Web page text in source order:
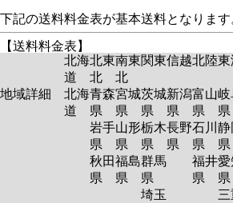
下記の送料料金表が基本送料となります
【送料料金表】
北海
道
北東
北
南東
北
関東信越北陸東
地域詳細
北海
道
青森
県
岩手
県
秋田
県
宮城
県
山形
県
福島
県
茨城
県
栃木
県
群馬
県
埼玉
新潟
県
長野
県
富山
県
石川
県
福井
県
岐
静
愛